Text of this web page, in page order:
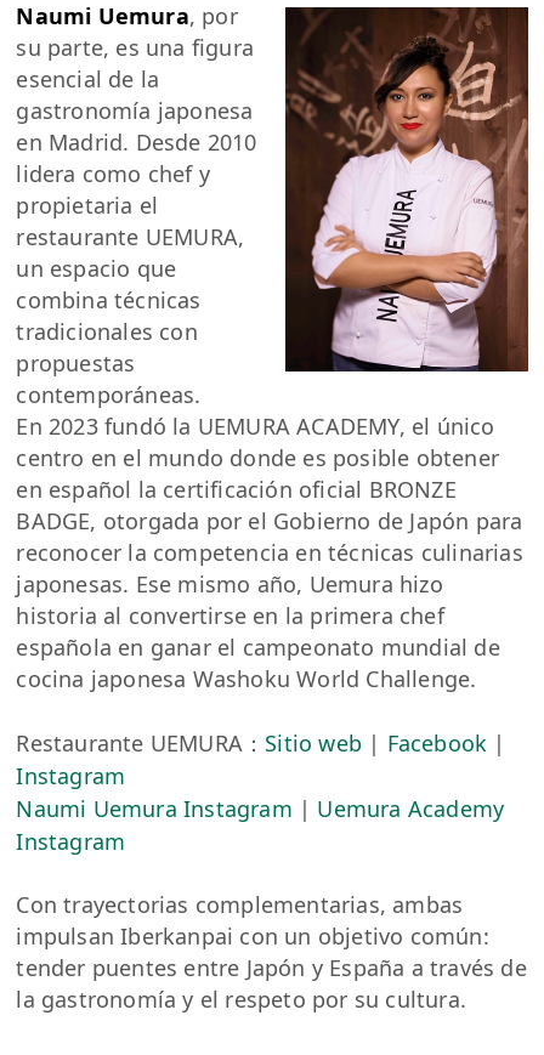
Naumi Uemura, por
su parte, es una figura
esencial de la
gastronomía japonesa
en Madrid. Desde 2010
lidera como chef y
propietaria el
restaurante UEMURA,
un espacio que
combina técnicas
tradicionales con
propuestas
contemporáneas.
En 2023 fundó la UEMURA ACADEMY, el único
centro en el mundo donde es posible obtener
en español la certificación oficial BRONZE
BADGE, otorgada por el Gobierno de Japón para
reconocer la competencia en técnicas culinarias
japonesas. Ese mismo año, Uemura hizo
historia al convertirse en la primera chef
española en ganar el campeonato mundial de
cocina japonesa Washoku World Challenge.
Restaurante UEMURA： Sitio web | Facebook |
Instagram
Naumi Uemura Instagram | Uemura Academy
Instagram
Con trayectorias complementarias, ambas
impulsan Iberkanpai con un objetivo común:
tender puentes entre Japón y España a través de
la gastronomía y el respeto por su cultura.